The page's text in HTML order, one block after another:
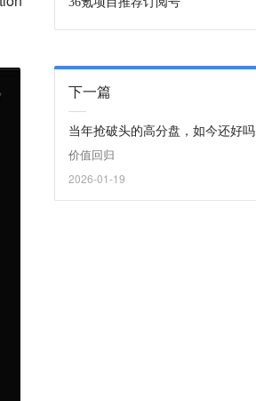
下一篇
当年抢破头的高分盘，如今还好吗
价值回归
2026-01-19